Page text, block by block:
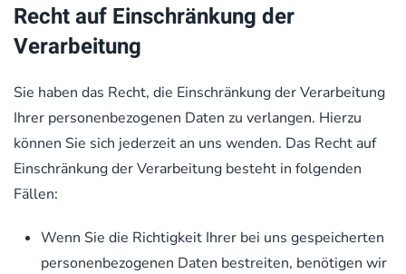
Recht auf Einschränkung der
Verarbeitung
Sie haben das Recht, die Einschränkung der Verarbeitung
Ihrer personenbezogenen Daten zu verlangen. Hierzu
können Sie sich jederzeit an uns wenden. Das Recht auf
Einschränkung der Verarbeitung besteht in folgenden
Fällen:
Wenn Sie die Richtigkeit Ihrer bei uns gespeicherten
personenbezogenen Daten bestreiten, benötigen wir